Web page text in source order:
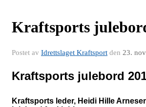
Kraftsports
Postet av Idrettslaget Kraftsport den 23.
Kraftsports julebord
Kraftsports leder, Heidi Hille